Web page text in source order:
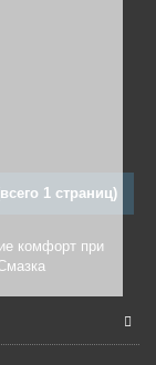
1 страниц)
комфорт при